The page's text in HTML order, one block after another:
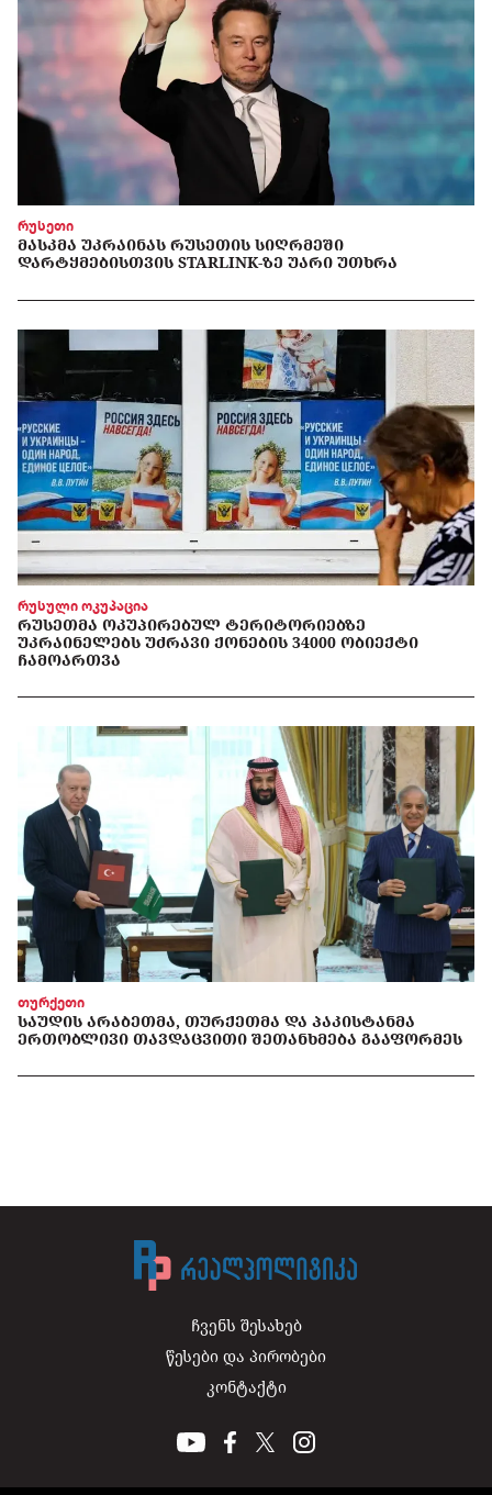
რუსეთი
ᲛᲐᲡᲙᲛᲐ ᲣᲙᲠᲐᲘᲜᲐᲡ ᲠᲣᲡᲔᲗᲘᲡ ᲡᲘᲦᲠᲛᲔᲨᲘ
ᲓᲐᲠᲢᲧᲛᲔᲑᲘᲡᲗᲕᲘᲡ STARLINK-ᲖᲔ ᲣᲐᲠᲘ ᲣᲗᲮᲠᲐ
რუსული ოკუპაცია
ᲠᲣᲡᲔᲗᲛᲐ ᲝᲙᲣᲞᲘᲠᲔᲑᲣᲚ ᲢᲔᲠᲘᲢᲝᲠᲘᲔᲑᲖᲔ
ᲣᲙᲠᲐᲘᲜᲔᲚᲔᲑᲡ ᲣᲫᲠᲐᲕᲘ ᲥᲝᲜᲔᲑᲘᲡ 34000 ᲝᲑᲘᲔᲥᲢᲘ
ᲩᲐᲛᲝᲐᲠᲗᲕᲐ
თურქეთი
ᲡᲐᲣᲓᲘᲡ ᲐᲠᲐᲑᲔᲗᲛᲐ, ᲗᲣᲠᲥᲔᲗᲛᲐ ᲓᲐ ᲞᲐᲙᲘᲡᲢᲐᲜᲛᲐ
ᲔᲠᲗᲝᲑᲚᲘᲕᲘ ᲗᲐᲕᲓᲐᲪᲕᲘᲗᲘ ᲨᲔᲗᲐᲜᲮᲛᲔᲑᲐ ᲒᲐᲐᲤᲝᲠᲛᲔᲡ
ჩვენს შესახებ
წესები და პირობები
კონტაქტი